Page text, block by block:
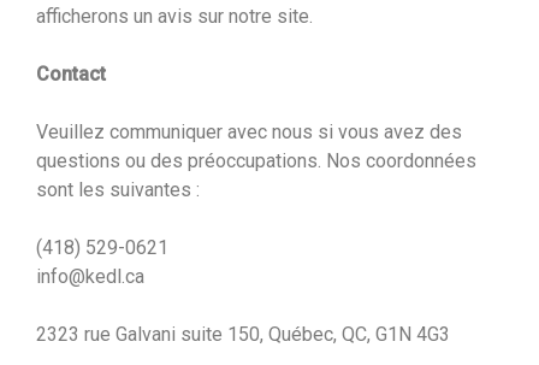
afficherons un avis sur notre site.
Contact
Veuillez communiquer avec nous si vous avez des
questions ou des préoccupations. Nos coordonnées
sont les suivantes :
(418) 529-0621
info@kedl.ca
2323 rue Galvani suite 150, Québec, QC, G1N 4G3